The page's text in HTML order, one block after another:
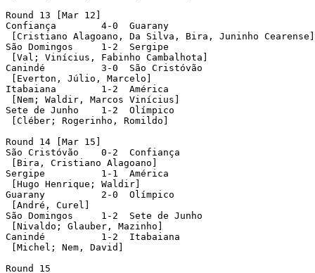
Round 13 [Mar 12]
Confiança	 4-0  Guarany
[Cristiano Alagoano, Da Silva, Bira, Juninho Cearense]
São Domingos	 1-2  Sergipe
[Val; Vinícius, Fabinho Cambalhota]
Canindé		 3-0  São Cristóvão
[Everton, Júlio, Marcelo]
Itabaiana	 1-2  América
[Nem; Waldir, Marcos Vinícius]
Sete de Junho	 1-2  Olímpico
[Cléber; Rogerinho, Romildo]
Round 14 [Mar 15]
São Cristóvão	 0-2  Confiança
[Bira, Cristiano Alagoano]
Sergipe		 1-1  América
[Hugo Henrique; Waldir]
Guarany		 2-0  Olímpico
[André, Curel]
São Domingos	 1-2  Sete de Junho
[Nivaldo; Glauber, Mazinho]
Canindé		 1-2  Itabaiana
[Michel; Nem, David]
Round 15